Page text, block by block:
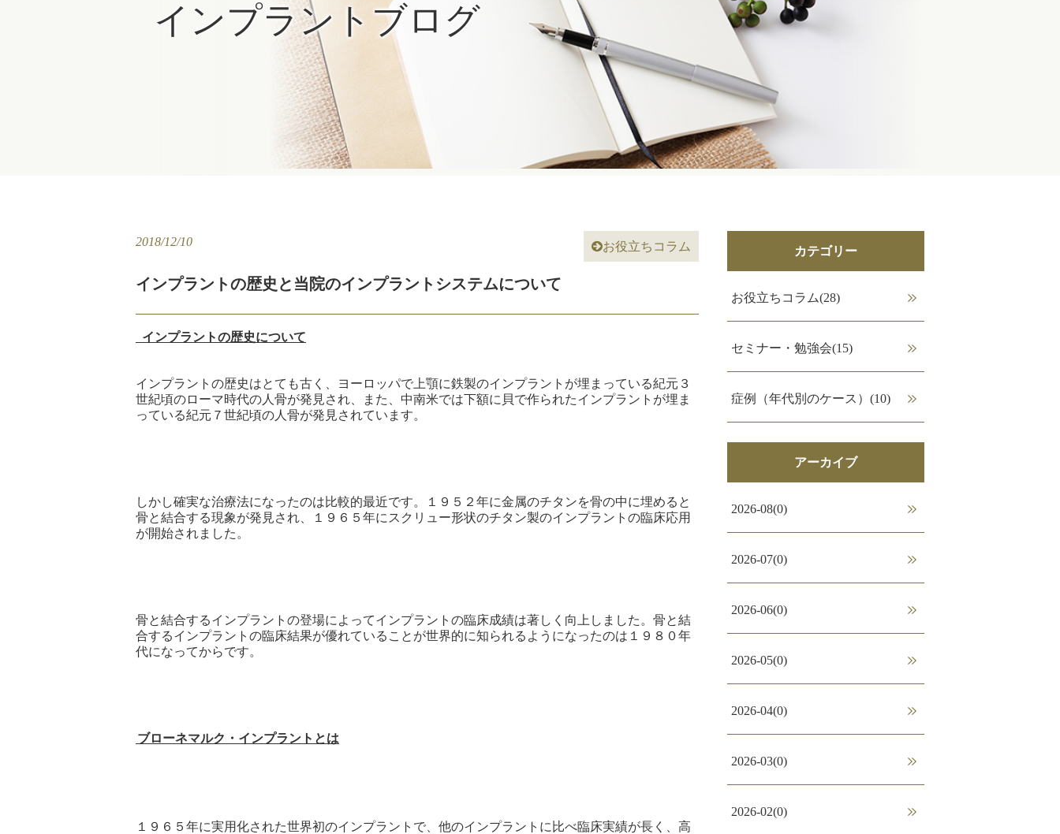
インプラントブログ
2018/12/10 お役立ちコラム
インプラントの歴史と当院のインプラントシステムについて
インプラントの歴史について
インプラントの歴史はとても古く、ヨーロッパで上顎に鉄製のインプラントが埋まっている紀元３
世紀頃のローマ時代の人骨が発見され、また、中南米では下額に貝で作られたインプラントが埋ま
っている紀元７世紀頃の人骨が発見されています。
しかし確実な治療法になったのは比較的最近です。１９５２年に金属のチタンを骨の中に埋めると
骨と結合する現象が発見され、１９６５年にスクリュー形状のチタン製のインプラントの臨床応用
が開始されました。
骨と結合するインプラントの登場によってインプラントの臨床成績は著しく向上しました。骨と結
合するインプラントの臨床結果が優れていることが世界的に知られるようになったのは１９８０年
代になってからです。
ブローネマルク・インプラントとは
１９６５年に実用化された世界初のインプラントで、他のインプラントに比べ臨床実績が長く、高
カテゴリー
お役立ちコラム(28)
セミナー・勉強会(15)
症例（年代別のケース）(10)
アーカイブ
2026-08(0)
2026-07(0)
2026-06(0)
2026-05(0)
2026-04(0)
2026-03(0)
2026-02(0)